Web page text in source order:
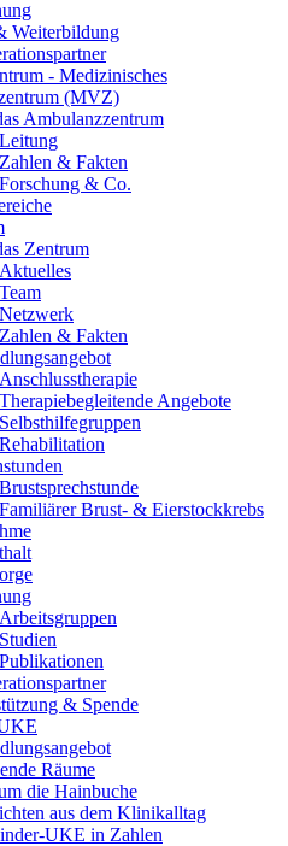
Weiterbildung
- Medizinisches
(MVZ)
Ambulanzzentrum
Leitung
Zahlen & Fakten
Forschung & Co.
Zentrum
Aktuelles
Team
Netzwerk
Zahlen & Fakten
Anschlusstherapie
Therapiebegleitende Angebote
Selbsthilfegruppen
Rehabilitation
Brustsprechstunde
Familiärer Brust- & Eierstockkrebs
Arbeitsgruppen
Studien
Publikationen
& Spende
Räume
die Hainbuche
aus dem Klinikalltag
UKE in Zahlen